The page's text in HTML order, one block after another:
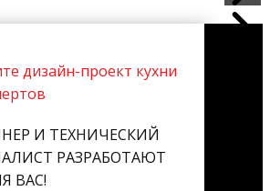
дизайн-проект кухни
И ТЕХНИЧЕСКИЙ
РАЗРАБОТАЮТ
ВАС!